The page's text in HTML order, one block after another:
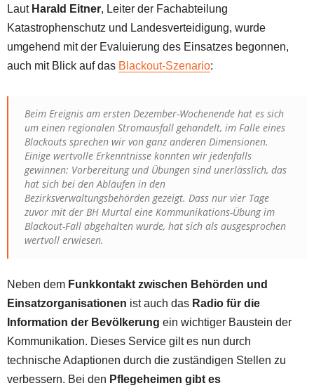
Laut Harald Eitner, Leiter der Fachabteilung
Katastrophenschutz und Landesverteidigung, wurde
umgehend mit der Evaluierung des Einsatzes begonnen,
auch mit Blick auf das Blackout-Szenario:
Beim Ereignis am ersten Dezember-Wochenende hat es sich
um einen regionalen Stromausfall gehandelt, im Falle eines
Blackouts sprechen wir von ganz anderen Dimensionen.
Einige wertvolle Erkenntnisse konnten wir jedenfalls
gewinnen: Vorbereitung und Übungen sind unerlässlich, das
hat sich bei den Abläufen in den
Bezirksverwaltungsbehörden gezeigt. Dass nur vier Tage
zuvor mit der BH Murtal eine Kommunikations-Übung im
Blackout-Fall abgehalten wurde, hat sich als ausgesprochen
wertvoll erwiesen.
Neben dem Funkkontakt zwischen Behörden und
Einsatzorganisationen ist auch das Radio für die
Information der Bevölkerung ein wichtiger Baustein der
Kommunikation. Dieses Service gilt es nun durch
technische Adaptionen durch die zuständigen Stellen zu
verbessern. Bei den Pflegeheimen gibt es